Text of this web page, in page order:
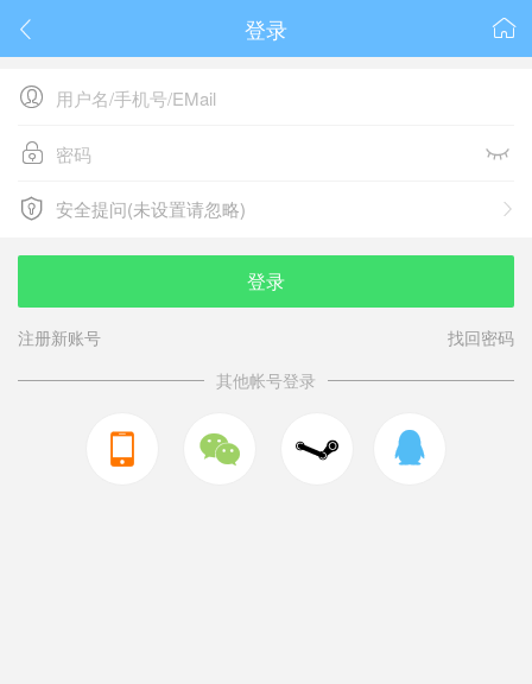
 
登录

 
 
安全提问(未设置请忽略)
安全提问(未设置请忽略)
登录
注册新账号
找回密码
其他帐号登录
  